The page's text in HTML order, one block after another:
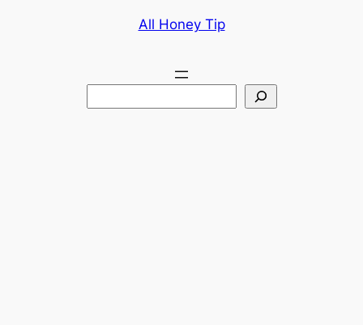
All Honey Tip